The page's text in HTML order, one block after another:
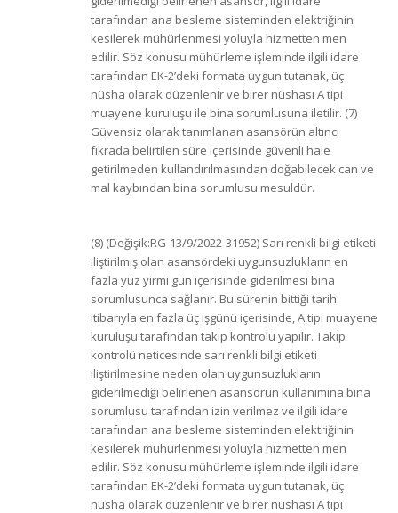
tarafından ana besleme sisteminden elektriğinin
kesilerek mühürlenmesi yoluyla hizmetten men
edilir. Söz konusu mühürleme işleminde ilgili idare
tarafından EK-2’deki formata uygun tutanak, üç
nüsha olarak düzenlenir ve birer nüshası A tipi
muayene kuruluşu ile bina sorumlusuna iletilir. (7)
Güvensiz olarak tanımlanan asansörün altıncı
fıkrada belirtilen süre içerisinde güvenli hale
getirilmeden kullandırılmasından doğabilecek can ve
mal kaybından bina sorumlusu mesuldür.
(8) (Değişik:RG-13/9/2022-31952) Sarı renkli bilgi etiketi
iliştirilmiş olan asansördeki uygunsuzlukların en
fazla yüz yirmi gün içerisinde giderilmesi bina
sorumlusunca sağlanır. Bu sürenin bittiği tarih
itibarıyla en fazla üç işgünü içerisinde, A tipi muayene
kuruluşu tarafından takip kontrolü yapılır. Takip
kontrolü neticesinde sarı renkli bilgi etiketi
iliştirilmesine neden olan uygunsuzlukların
giderilmediği belirlenen asansörün kullanımına bina
sorumlusu tarafından izin verilmez ve ilgili idare
tarafından ana besleme sisteminden elektriğinin
kesilerek mühürlenmesi yoluyla hizmetten men
edilir. Söz konusu mühürleme işleminde ilgili idare
tarafından EK-2’deki formata uygun tutanak, üç
nüsha olarak düzenlenir ve birer nüshası A tipi